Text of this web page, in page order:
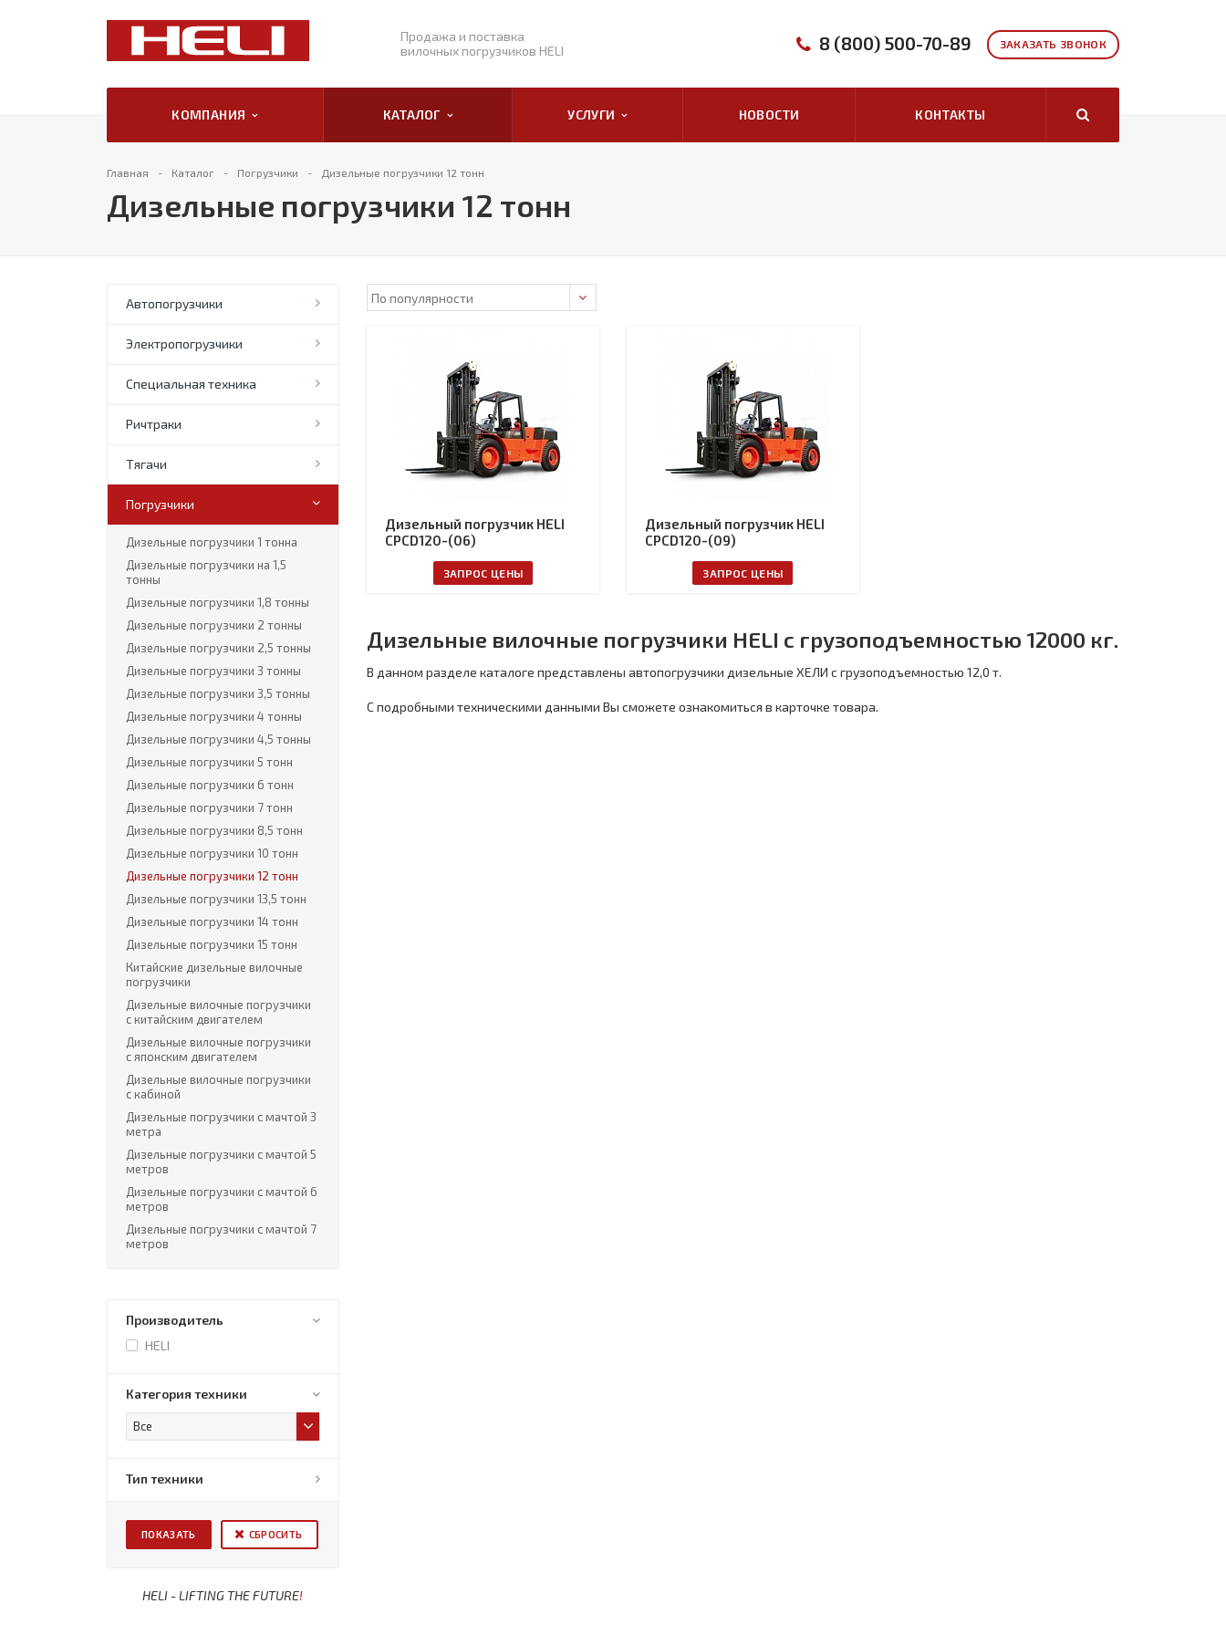
Продажа и поставка
вилочных погрузчиков HELI
ЗАКАЗАТЬ ЗВОНОК
8 (800) 500-70-89
КОМПАНИЯ КАТАЛОГ УСЛУГИ НОВОСТИ КОНТАКТЫ
Главная Каталог Погрузчики Дизельные погрузчики 12 тонн
Дизельные погрузчики 12 тонн
Автопогрузчики
Электропогрузчики
Специальная техника
Ричтраки
Тягачи
Погрузчики
Дизельные погрузчики 1 тонна
Дизельные погрузчики на 1,5
тонны
Дизельные погрузчики 1,8 тонны
Дизельные погрузчики 2 тонны
Дизельные погрузчики 2,5 тонны
Дизельные погрузчики 3 тонны
Дизельные погрузчики 3,5 тонны
Дизельные погрузчики 4 тонны
Дизельные погрузчики 4,5 тонны
Дизельные погрузчики 5 тонн
Дизельные погрузчики 6 тонн
Дизельные погрузчики 7 тонн
Дизельные погрузчики 8,5 тонн
Дизельные погрузчики 10 тонн
Дизельные погрузчики 12 тонн
Дизельные погрузчики 13,5 тонн
Дизельные погрузчики 14 тонн
Дизельные погрузчики 15 тонн
Китайские дизельные вилочные
погрузчики
Дизельные вилочные погрузчики
с китайским двигателем
Дизельные вилочные погрузчики
с японским двигателем
Дизельные вилочные погрузчики
с кабиной
Дизельные погрузчики с мачтой 3
метра
Дизельные погрузчики с мачтой 5
метров
Дизельные погрузчики с мачтой 6
метров
Дизельные погрузчики с мачтой 7
метров
Производитель
HELI
Категория техники
Все
Тип техники
СБРОСИТЬ
HELI - LIFTING THE FUTURE!
Дизельный погрузчик HELI
CPCD120-(06)
ЗАПРОС ЦЕНЫ
Дизельный погрузчик HELI
CPCD120-(09)
ЗАПРОС ЦЕНЫ
Дизельные вилочные погрузчики HELI с грузоподъемностью 12000 кг.
В данном разделе каталоге представлены автопогрузчики дизельные ХЕЛИ с грузоподъемностью 12,0 т.
С подробными техническими данными Вы сможете ознакомиться в карточке товара.